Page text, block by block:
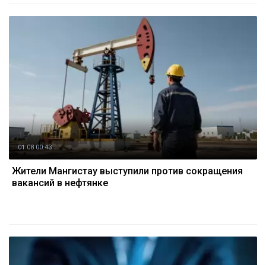
01.08 00:43
Жители Мангистау выступили против сокращения
вакансий в нефтянке